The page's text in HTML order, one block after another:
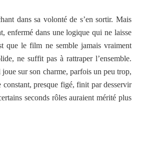
dans sa volonté de s’en sortir. Mais
enfermé dans une logique qui ne laisse
que le film ne semble jamais vraiment
ne suffit pas à rattraper l’ensemble.
sur son charme, parfois un peu trop,
presque figé, finit par desservir
seconds rôles auraient mérité plus